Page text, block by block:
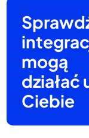
Dzięki temu
bez
bez
mogą
działać
Ciebie